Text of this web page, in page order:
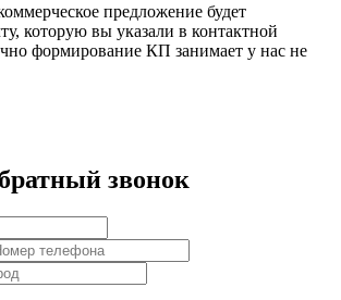
предложение будет
которую вы указали в контактной
формирование КП занимает у нас не
звонок